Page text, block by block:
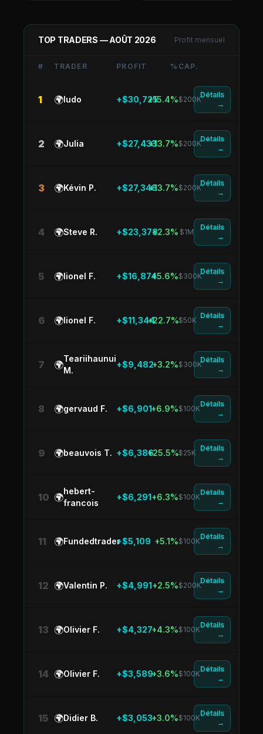
TOP TRADERS —AOÛT 2026 Profit mensuel
# TRADER PROFIT % CAP.
1 🌍ludo +$30,725+15.4%$200K
Détails
→
2 🌍Julia +$27,433+13.7%$200K
Détails
→
3 🌍Kévin P. +$27,348+13.7%$200K
Détails
→
4 🌍Steve R. +$23,378+2.3% $1M
Détails
→
5 🌍lionel F. +$16,874+5.6%$300K
Détails
→
6 🌍lionel F. +$11,344+22.7%$50K
Détails
→
7 🌍
Teariihaunui
M.
+$9,482+3.2%$300K
Détails
→
8 🌍gervaud F. +$6,901+6.9%$100K
Détails
→
9 🌍beauvois T. +$6,386+25.5%$25K
Détails
→
10 🌍
hebert-
francois
+$6,291+6.3%$100K
Détails
→
11 🌍Fundedtrader+$5,109 +5.1%$100K
Détails
→
12 🌍Valentin P. +$4,991+2.5%$200K
Détails
→
13 🌍Olivier F. +$4,327+4.3%$100K
Détails
→
14 🌍Olivier F. +$3,589+3.6%$100K
Détails
→
15 🌍Didier B. +$3,053+3.0%$100K
Détails
→